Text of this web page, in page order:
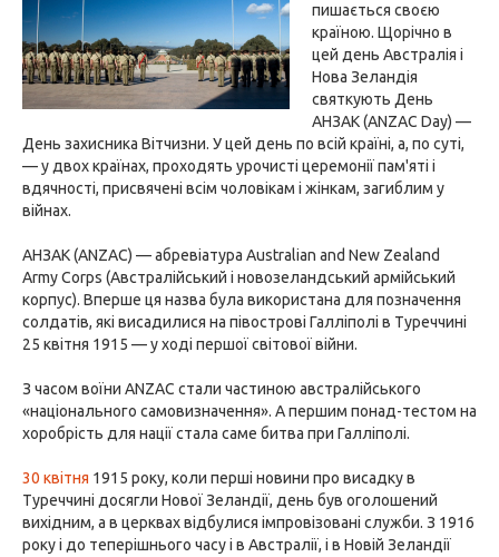
пишається своєю
країною. Щорічно в
цей день Австралія і
Нова Зеландія
святкують День
АНЗАК (ANZAC Day) —
День захисника Вітчизни. У цей день по всій країні, а, по суті,
— у двох країнах, проходять урочисті церемонії пам'яті і
вдячності, присвячені всім чоловікам і жінкам, загиблим у
війнах.
АНЗАК (ANZAC) — абревіатура Australian and New Zealand
Army Corps (Австралійський і новозеландський армійський
корпус). Вперше ця назва була використана для позначення
солдатів, які висадилися на півострові Галліполі в Туреччині
25 квітня 1915 — у ході першої світової війни.
З часом воїни ANZAC стали частиною австралійського
«національного самовизначення». А першим понад-тестом на
хоробрість для нації стала саме битва при Галліполі.
30 квітня 1915 року, коли перші новини про висадку в
Туреччині досягли Нової Зеландії, день був оголошений
вихідним, а в церквах відбулися імпровізовані служби. З 1916
року і до теперішнього часу і в Австралії, і в Новій Зеландії